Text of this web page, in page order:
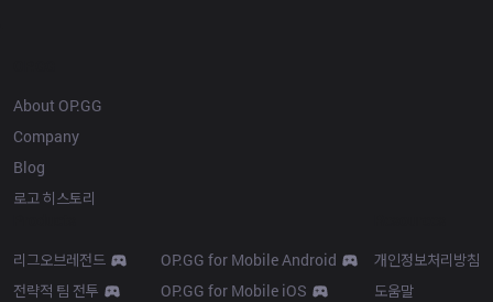
About OP.GG
Company
Blog
로고 히스토리
리그오브레전드
전략적 팀 전투
OP.GG for Mobile Android
OP.GG for Mobile iOS
개인정보처리방침
도움말